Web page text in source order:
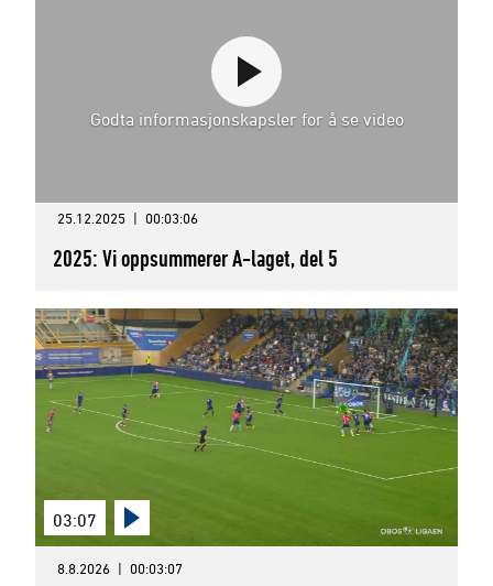
Godta informasjonskapsler for å se video
25.12.2025 | 00:03:06
2025: Vi oppsummerer A-laget, del 5
03:07
8.8.2026 | 00:03:07